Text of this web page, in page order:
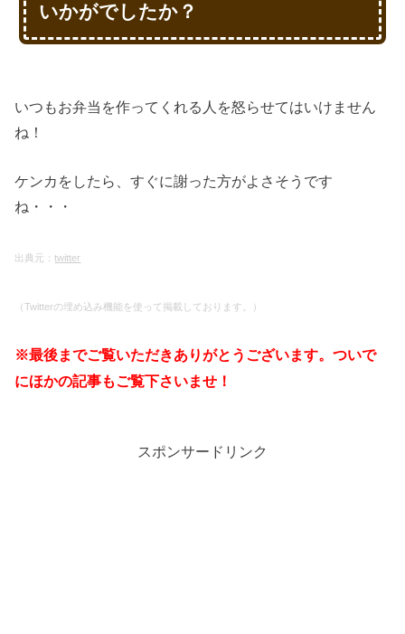
いかがでしたか？
いつもお弁当を作ってくれる人を怒らせてはいけません
ね！
ケンカをしたら、すぐに謝った方がよさそうです
ね・・・
出典元：twitter
（Twitterの埋め込み機能を使って掲載しております。）
※最後までご覧いただきありがとうございます。ついで
にほかの記事もご覧下さいませ！
スポンサードリンク